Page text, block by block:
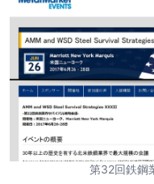
第32回鉄鋼